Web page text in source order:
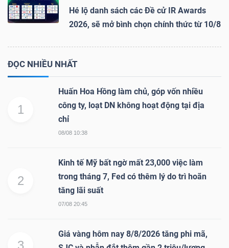
Hé lộ danh sách các Đề cử IR Awards
2026, sẽ mở bình chọn chính thức từ 10/8
ĐỌC NHIỀU NHẤT
1
Huấn Hoa Hồng làm chủ, góp vốn nhiều
công ty, loạt DN không hoạt động tại địa
chỉ
08/08 10:38
2
Kinh tế Mỹ bất ngờ mất 23,000 việc làm
trong tháng 7, Fed có thêm lý do trì hoãn
tăng lãi suất
07/08 20:45
3
Giá vàng hôm nay 8/8/2026 tăng phi mã,